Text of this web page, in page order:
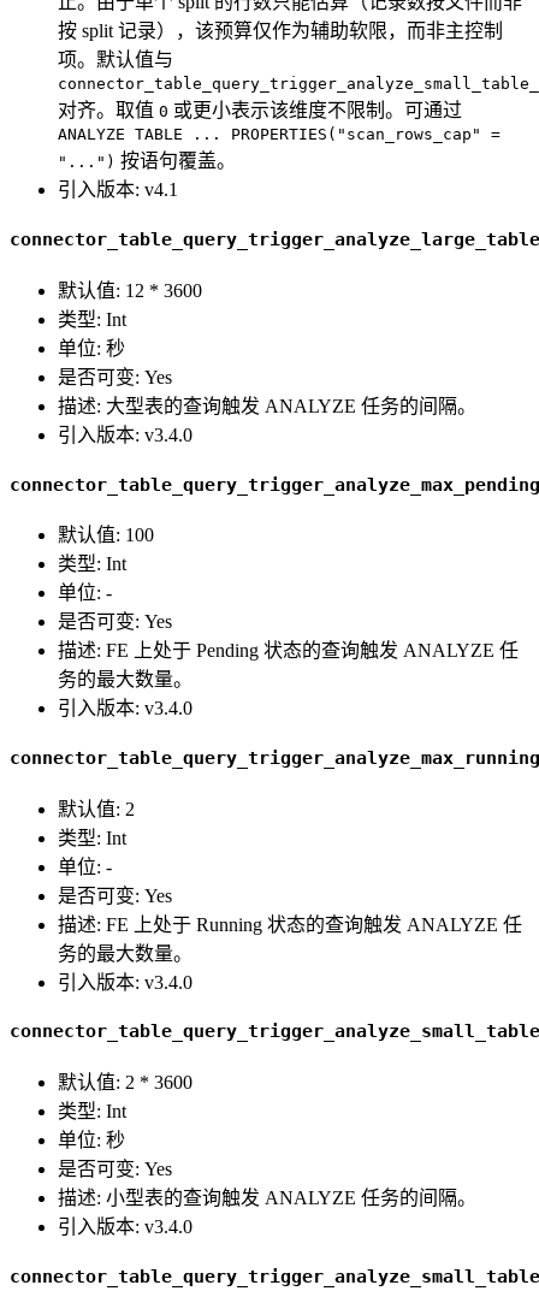
按 split 记录），该预算仅作为辅助软限，而非主控制
项。默认值与
对齐。取值 0 或更小表示该维度不限制。可通过
ANALYZE TABLE ... PROPERTIES("scan_rows_cap" =
"...") 按语句覆盖。
引入版本: v4.1
默认值: 12 * 3600
类型: Int
单位: 秒
是否可变: Yes
描述: 大型表的查询触发 ANALYZE 任务的间隔。
引入版本: v3.4.0
默认值: 100
类型: Int
单位: -
是否可变: Yes
描述: FE 上处于 Pending 状态的查询触发 ANALYZE 任
务的最大数量。
引入版本: v3.4.0
默认值: 2
类型: Int
单位: -
是否可变: Yes
描述: FE 上处于 Running 状态的查询触发 ANALYZE 任
务的最大数量。
引入版本: v3.4.0
默认值: 2 * 3600
类型: Int
单位: 秒
是否可变: Yes
描述: 小型表的查询触发 ANALYZE 任务的间隔。
引入版本: v3.4.0